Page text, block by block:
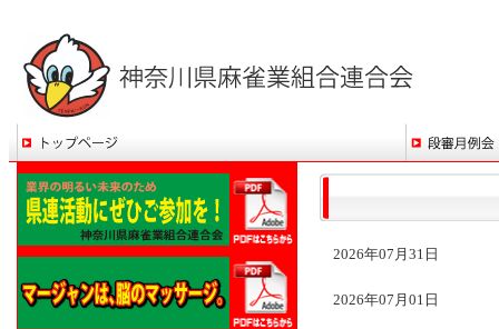
2026年07月31日
2026年07月01日